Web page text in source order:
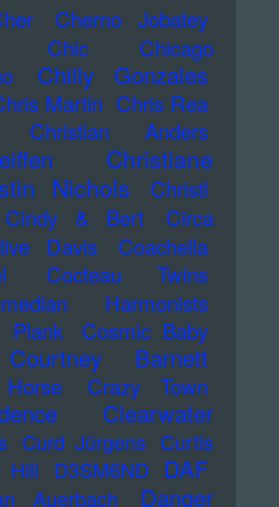
Cherno Jobatey
Chic
Chicago
Chilly Gonzales
Martin Chris Rea
Christian Anders
Christiane
Nichols Christl
Cindy & Bert
Circa
Davis
Coachella
Cocteau Twins
Harmonists
Plank
Cosmic Baby
Courtney Barnett
Crazy Town
Clearwater
Curd Jürgens Curtis
Hill D3SM6ND DAF
Auerbach
Danger